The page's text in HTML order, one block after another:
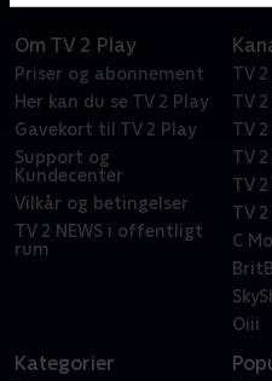
Om TV 2 Play
Priser og abonnement
Her kan du se TV 2 Play
Gavekort til TV 2 Play
Support og
Kundecenter
Vilkår og betingelser
TV 2 NEWS i offentligt
rum
TV 2
TV
TV
TV
TV
TV
C
Oiii
Kategorier